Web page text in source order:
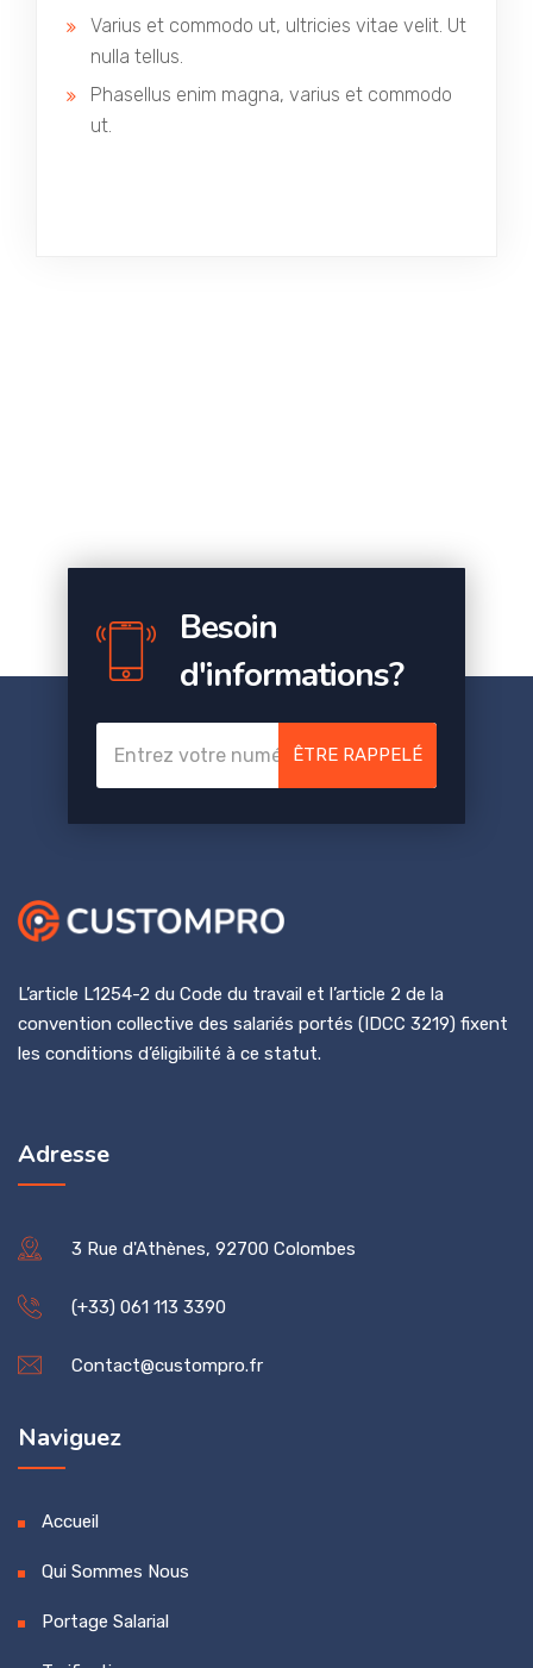
Varius et commodo ut, ultricies vitae velit. Ut
nulla tellus.
Phasellus enim magna, varius et commodo
ut.
Besoin
d'informations?
ÊTRE RAPPELÉ
L’article L1254-2 du Code du travail et l’article 2 de la
convention collective des salariés portés (IDCC 3219) fixent
les conditions d’éligibilité à ce statut.
Adresse
3 Rue d'Athènes, 92700 Colombes
(+33) 061 113 3390
Contact@custompro.fr
Naviguez
Accueil
Qui Sommes Nous
Portage Salarial